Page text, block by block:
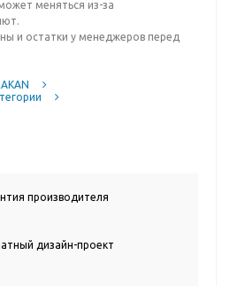
меняться из-за
и остатки у менеджеров перед
производителя
дизайн-проект